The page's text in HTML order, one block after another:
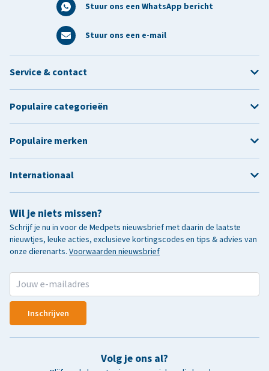
Stuur ons een WhatsApp bericht
Stuur ons een e-mail
Wil je niets missen?
Schrijf je nu in voor de Medpets nieuwsbrief met daarin de laatste
nieuwtjes, leuke acties, exclusieve kortingscodes en tips & advies van
onze dierenarts. Voorwaarden nieuwsbrief
Inschrijven
Volg je ons al?
Service & contact
Populaire categorieën
Populaire merken
Internationaal